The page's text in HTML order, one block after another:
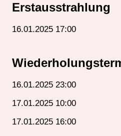
Erstausstrahlung
16.01.2025 17:00
16.01.2025 23:00
17.01.2025 10:00
17.01.2025 16:00